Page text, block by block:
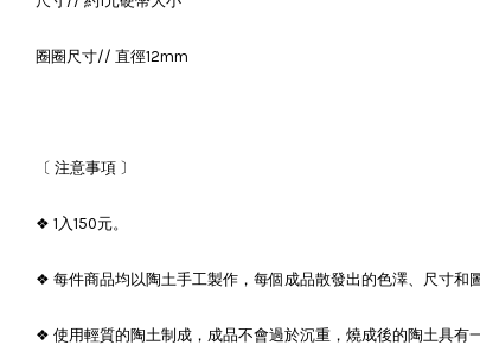
圈圈尺寸// 直徑12mm
〔 注意事項 〕
❖ 1入150元。
❖ 每件商品均以陶土手工製作，每個成品散發出的色澤、尺寸和
❖ 使用輕質的陶土制成，成品不會過於沉重，燒成後的陶土具有